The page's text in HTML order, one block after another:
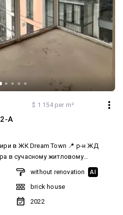
$ 1 154 per m²
А
Dream Town 📍 р-н ЖД
— поруч усе необхідне для
without renovation AI
brick house
2022